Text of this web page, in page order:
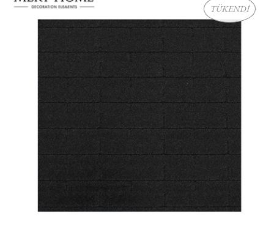
TÜKENDİ